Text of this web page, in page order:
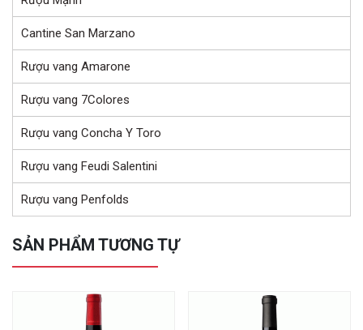
Cantine San Marzano
Rượu vang Amarone
Rượu vang 7Colores
Rượu vang Concha Y Toro
Rượu vang Feudi Salentini
Rượu vang Penfolds
SẢN PHẨM TƯƠNG TỰ